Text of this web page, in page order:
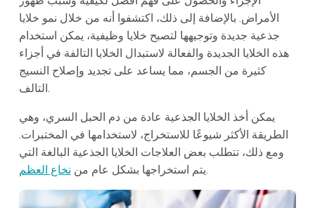
الأمراض. بالإضافة إلى ذلك، اكتشفوا أنه من خلال نمو خلايا
جذعية جديدة وتوجيهها لتصبح خلايا وظيفية، يمكن استخدام
هذه الخلايا الجديدة والفعالة لاستبدال الخلايا التالفة في أجزاء
كثيرة من الجسم، مما يساعد على تجديد وإصلاح النسيج
التالف.
يمكن أخذ الخلايا الجذعية عادة من دم الحبل السري، وهي
الطريقة الأكثر شيوعًا للاستخراج، لاستخدامها في المختبرات.
ومع ذلك، تتطلب بعض العلاجات الخلايا الجذعية البالغة التي
يتم استخراجها بشكل عام من نخاع العظم .